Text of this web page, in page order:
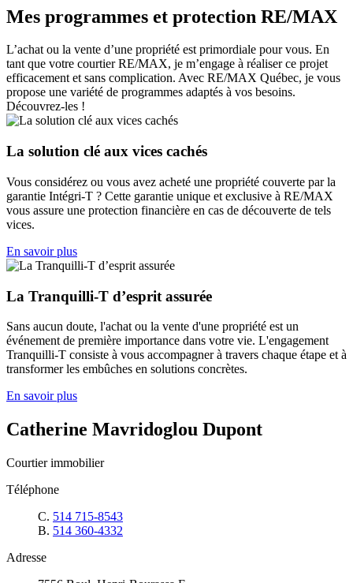
Mes programmes et protection RE/MAX
L’achat ou la vente d’une propriété est primordiale pour vous. En
tant que votre courtier RE/MAX, je m’engage à réaliser ce projet
efficacement et sans complication. Avec RE/MAX Québec, je vous
propose une variété de programmes adaptés à vos besoins.
Découvrez-les !
La solution clé aux vices cachés
Vous considérez ou vous avez acheté une propriété couverte par la
garantie Intégri-T ? Cette garantie unique et exclusive à RE/MAX
vous assure une protection financière en cas de découverte de tels
vices.
En savoir plus
La Tranquilli-T d’esprit assurée
Sans aucun doute, l'achat ou la vente d'une propriété est un
événement de première importance dans votre vie. L'engagement
Tranquilli-T consiste à vous accompagner à travers chaque étape et à
transformer les embûches en solutions concrètes.
En savoir plus
Catherine Mavridoglou Dupont
Courtier immobilier
Téléphone
C. 514 715-8543
B. 514 360-4332
Adresse